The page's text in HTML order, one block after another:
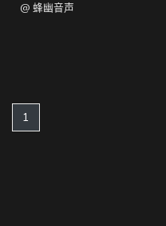
@ 蜂幽音声
1